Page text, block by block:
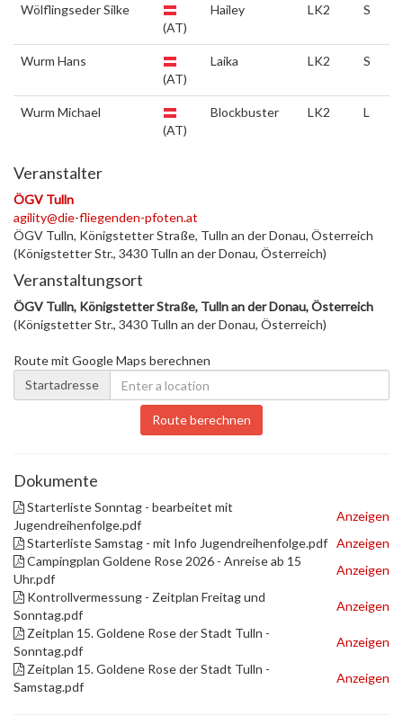
Wölflingseder Silke
(AT)
Hailey LK2 S
Wurm Hans
(AT)
Laika LK2 S
Wurm Michael
(AT)
Blockbuster LK2 L
Veranstalter
ÖGV Tulln
agility@die-fliegenden-pfoten.at
ÖGV Tulln, Königstetter Straße, Tulln an der Donau, Österreich
(Königstetter Str., 3430 Tulln an der Donau, Österreich)
Veranstaltungsort
ÖGV Tulln, Königstetter Straße, Tulln an der Donau, Österreich
(Königstetter Str., 3430 Tulln an der Donau, Österreich)
Route mit Google Maps berechnen
Startadresse
Route berechnen
Dokumente
Starterliste Sonntag - bearbeitet mit
Jugendreihenfolge.pdf
Anzeigen
Starterliste Samstag - mit Info Jugendreihenfolge.pdf Anzeigen
Campingplan Goldene Rose 2026 - Anreise ab 15
Uhr.pdf
Anzeigen
Kontrollvermessung - Zeitplan Freitag und
Sonntag.pdf
Anzeigen
Zeitplan 15. Goldene Rose der Stadt Tulln -
Sonntag.pdf
Anzeigen
Zeitplan 15. Goldene Rose der Stadt Tulln -
Samstag.pdf
Anzeigen